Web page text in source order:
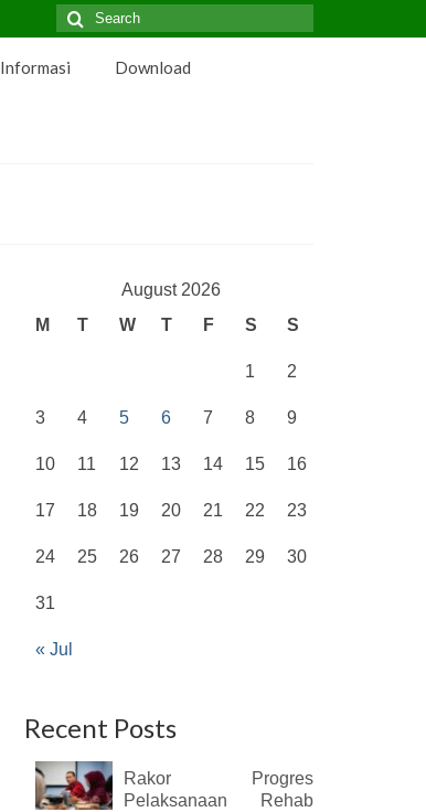
Search
for:
Informasi Download
August 2026
M
T W T F S S
« Jul
1 2
3 4 5 6 7 8 9
10 11 12 13 14 15 16
17 18 19 20 21 22 23
24 25 26 27 28 29 30
31
Recent Posts
Rakor Progres
Pelaksanaan Rehab